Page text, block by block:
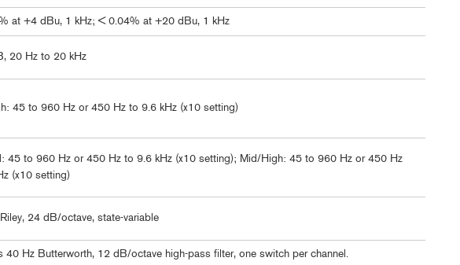
at +4 dBu, 1 kHz; < 0.04% at +20 dBu, 1 kHz
20 Hz to 20 kHz
45 to 960 Hz or 450 Hz to 9.6 kHz (x10 setting)
45 to 960 Hz or 450 Hz to 9.6 kHz (x10 setting); Mid/High: 45 to 960 Hz or 450 Hz
(x10 setting)
24 dB/octave, state-variable
40 Hz Butterworth, 12 dB/octave high-pass filter, one switch per channel.